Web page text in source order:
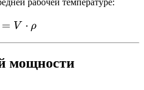
m = V \cdot \rho
= V ⋅ ρ
мощности